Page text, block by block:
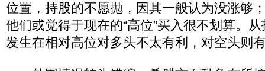
位置，持股的不愿抛，因其一般认为没涨够
他们或觉得于现在的“高位”买入很不划算。
发生在相对高位对多头不太有利，对空头则